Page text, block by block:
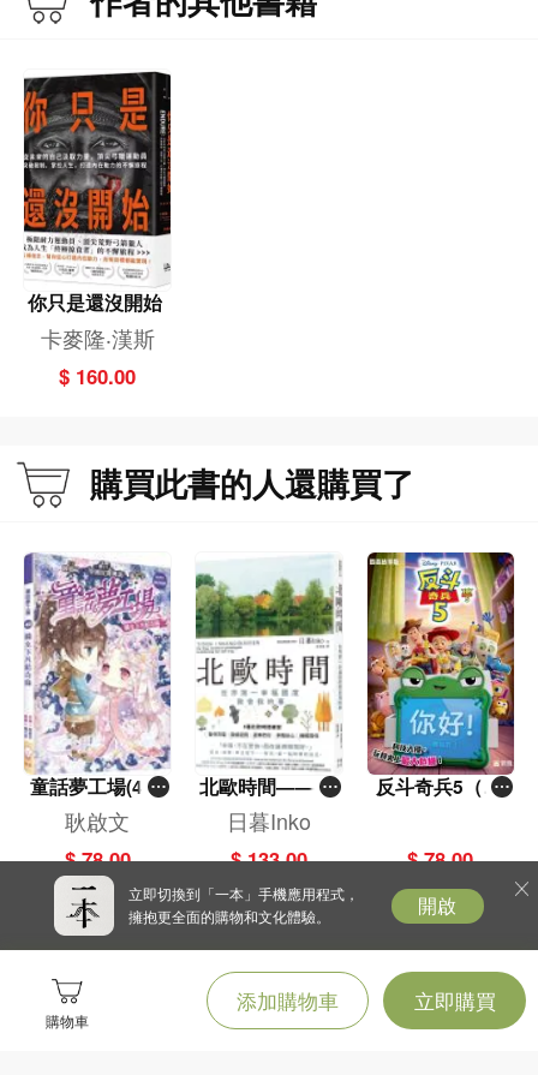
購物車
添加購物車 立即購買
從哪裡起步並不重要，重要的是踏出第一步。關鍵在於，找到你抱持熱情的事
物。
◎先付出，紀律便隨之而來
下定決心每天去做某件事，持續一年，那就是你打造出紀律、耐力、敬業態度的
方法。
◎對自己誠實到不留情面
◎在逆境裡尋得安穩，從不適中找到力量
我們的身體和精神能做到驚人的事情，只要你拿掉懷疑的枷鎖。
◎只有你能決定故事的結尾
旅途本身就是獎賞。無論你選擇哪條道路，負起責任，盡力做到最好，而且不要
為此感到抱歉。
員突破限制、掌控人生，打造內在動力的不懈旅程
本書特色
1.偏鄉平凡少年找到內在熱情、徹底蛻變的真實啟示：卡麥隆在破碎的家庭長
大，父親和繼父的共同點就是酗酒，他在青少年時期也一度染上了相同惡習。一
場嚴重車禍，讓他體會到生活毫無目標的慘烈後果，最後在弓箭狩獵找到了天命
你只是還沒開始
卡麥隆‧漢斯
$ 160.00
購買此書的人還購買了
童話夢工場(40)
——織女下凡結
奇緣
耿啟文
$ 78.00
北歐時間——世
界第一幸福國度
教會我的事
日暮Inko
$ 133.00
反斗奇兵5（圖
$ 78.00
立即切換到「一本」手機應用程式，
擁抱更全面的購物和文化體驗。
開啟